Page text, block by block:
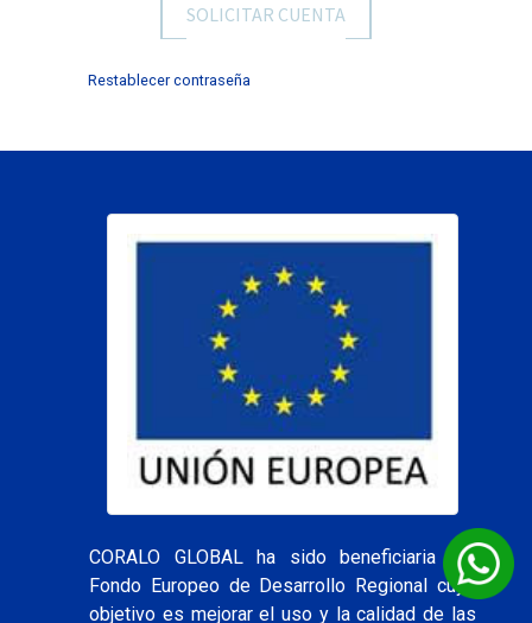
SOLICITAR CUENTA
Restablecer contraseña
CORALO GLOBAL ha sido beneficiaria del
Fondo Europeo de Desarrollo Regional cuyo
objetivo es mejorar el uso y la calidad de las